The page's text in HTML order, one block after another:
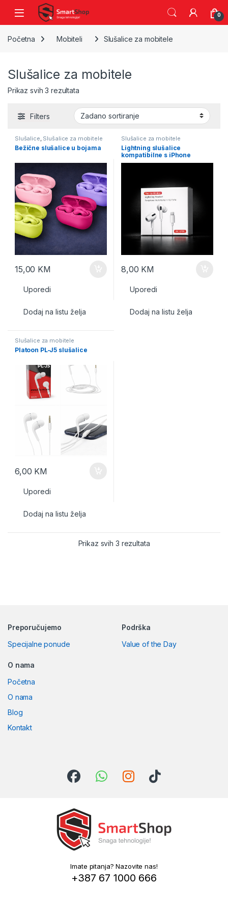
Skip to navigation
Skip to content
0
Početna Mobiteli Slušalice za mobitele
Slušalice za mobitele
Prikaz svih 3 rezultata
Filters
Slušalice, Slušalice za mobitele
Bežične slušalice u bojama
15,00 KM
Uporedi
Dodaj na listu želja
Slušalice za mobitele
Lightning slušalice
kompatibilne s iPhone
uređajima
8,00 KM
Uporedi
Dodaj na listu želja
Slušalice za mobitele
Platoon PL‑J5 slušalice
6,00 KM
Uporedi
Dodaj na listu želja
Prikaz svih 3 rezultata
Preporučujemo
Specijalne ponude
Podrška
Value of the Day
O nama
Početna
O nama
Blog
Kontakt
Imate pitanja? Nazovite nas!
+387 67 1000 666